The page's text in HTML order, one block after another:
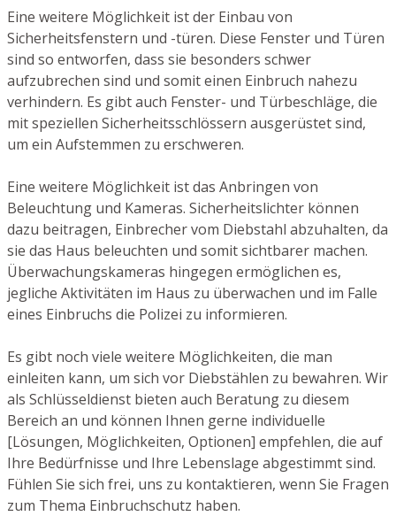
Eine weitere Möglichkeit ist der Einbau von
Sicherheitsfenstern und -türen. Diese Fenster und Türen
sind so entworfen, dass sie besonders schwer
aufzubrechen sind und somit einen Einbruch nahezu
verhindern. Es gibt auch Fenster- und Türbeschläge, die
mit speziellen Sicherheitsschlössern ausgerüstet sind,
um ein Aufstemmen zu erschweren.
Eine weitere Möglichkeit ist das Anbringen von
Beleuchtung und Kameras. Sicherheitslichter können
dazu beitragen, Einbrecher vom Diebstahl abzuhalten, da
sie das Haus beleuchten und somit sichtbarer machen.
Überwachungskameras hingegen ermöglichen es,
jegliche Aktivitäten im Haus zu überwachen und im Falle
eines Einbruchs die Polizei zu informieren.
Es gibt noch viele weitere Möglichkeiten, die man
einleiten kann, um sich vor Diebstählen zu bewahren. Wir
als Schlüsseldienst bieten auch Beratung zu diesem
Bereich an und können Ihnen gerne individuelle
[Lösungen, Möglichkeiten, Optionen] empfehlen, die auf
Ihre Bedürfnisse und Ihre Lebenslage abgestimmt sind.
Fühlen Sie sich frei, uns zu kontaktieren, wenn Sie Fragen
zum Thema Einbruchschutz haben.